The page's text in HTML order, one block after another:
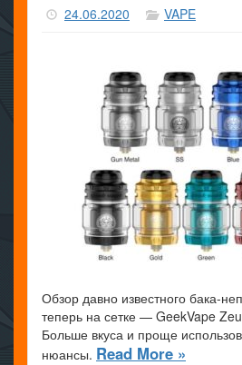
24.06.2020 VAPE
Обзор давно известного бака-
теперь на сетке — GeekVape
Больше вкуса и проще
нюансы. Read More »